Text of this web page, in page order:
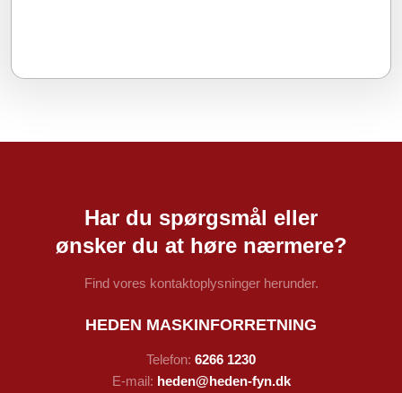
Har du spørgsmål eller
​ønsker du at høre nærmere?
Find vores kontaktoplysninger herunder.
HEDEN MASKINFORRETNING
Telefon: 6266 1230
E-mail: heden@heden-fyn.dk